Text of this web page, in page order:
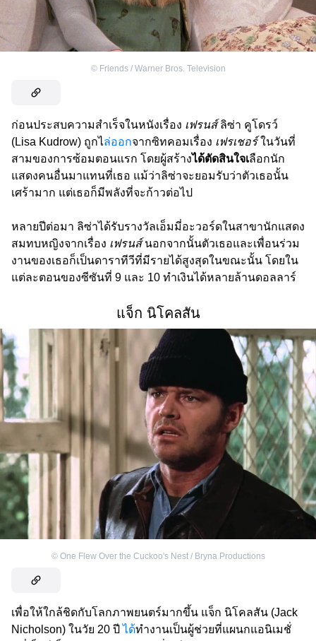
© Friends / Warner Bros. Television
ก่อนประสบความสำเร็จในหนังเรื่อง เฟรนส์ลิซ่า คูโดรว์
(Lisa Kudrow) ถูกไล่ออกจากซิทคอมเรื่อง เฟรเชอร์ในวันที่
สามของการซ้อมตอนแรก โดยผู้สร้างได้ตัดสินใจเลือกนัก
แสดงคนอื่นมาแทนที่เธอ แม้ว่าลิซ่าจะยอมรับว่าตัวเธอนั้น
เศร้ามาก แต่เธอก็มีพลังที่จะก้าวต่อไป
หลายปีต่อมา ลิซ่าได้รับรางวัลเอ็มมี่อะวอร์ดในสาขานักแสดง
สมทบหญิงจากเรื่อง เฟรนส์นอกจากนั้นตัวเธอและเพื่อนร่วม
งานของเธอก็เป็นดาราทีวีที่มีรายได้สูงสุดในขณะนั้น โดยใน
แต่ละตอนของซีซันที่ 9 และ 10 ทำเงินได้หลายล้านดอลลาร์
แจ็ก นิโคลสัน
© One Flew Over the Cuckoo's Nest / Bryna Productions
เพื่อให้ใกล้ชิดกับโลกภาพยนตร์มากขึ้น แจ็ก นิโคลสัน (Jack
Nicholson) ในวัย 20 ปีได้ทำงานเป็นผู้ช่วยที่แผนกแอนิเมชั่